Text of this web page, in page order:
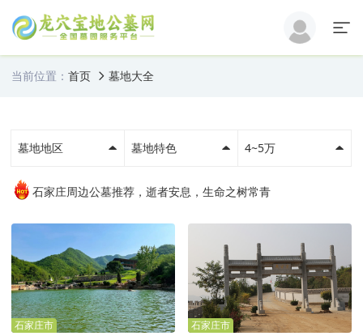
当前位置： 首页 墓地大全
墓地地区 墓地特色 4~5万
石家庄周边公墓推荐，逝者安息，生命之树常青
石家庄市 石家庄市